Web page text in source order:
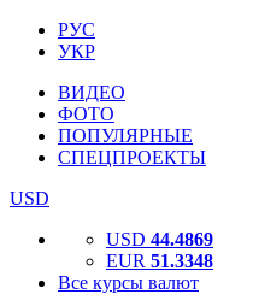
РУС
УКР
ВИДЕО
ФОТО
ПОПУЛЯРНЫЕ
СПЕЦПРОЕКТЫ
USD
USD 44.4869
EUR 51.3348
Все курсы валют